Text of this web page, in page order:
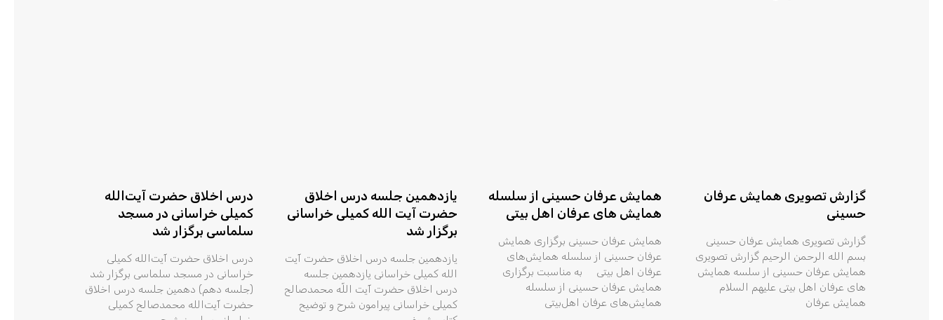
گزارش تصویری همایش عرفان
حسینی
گزارش تصویری همایش عرفان حسینی
بسم الله الرحمن الرحیم گزارش تصویری
همایش عرفان حسینی از سلسه همایش
های عرفان اهل بیتی علیهم السلام
همایش عرفان
همایش عرفان حسینی از سلسله
همایش های عرفان اهل بیتی
همایش عرفان حسینی برگزاری همایش
عرفان حسینی از سلسله همایش‌های
عرفان اهل بیتی به مناسبت برگزاری
همایش عرفان حسینی از سلسله
همایش‌های عرفان اهل‌بیتی
یازدهمین جلسه درس اخلاق
حضرت آیت الله کمیلی خراسانی
برگزار شد
یازدهمین جلسه درس اخلاق حضرت آیت
الله کمیلی خراسانی یازدهمین جلسه
درس اخلاق حضرت آیت اللّه محمدصالح
کمیلی خراسانی پیرامون شرح و توضیح
درس اخلاق حضرت آیت‌الله
کمیلی خراسانی در مسجد
سلماسی برگزار شد
درس اخلاق حضرت آیت‌الله کمیلی
خراسانی در مسجد سلماسی برگزار شد
(جلسه دهم) دهمین جلسه درس اخلاق
حضرت آیت‌الله محمدصالح کمیلی